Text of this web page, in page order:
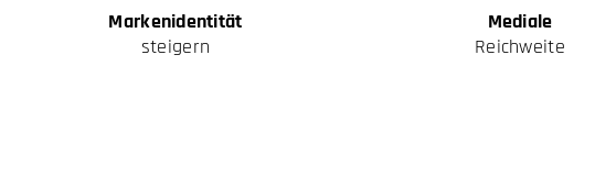
Markenidentität
steigern
Mediale
Reichweite